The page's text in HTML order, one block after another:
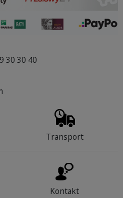
30 30 40
Transport
Kontakt